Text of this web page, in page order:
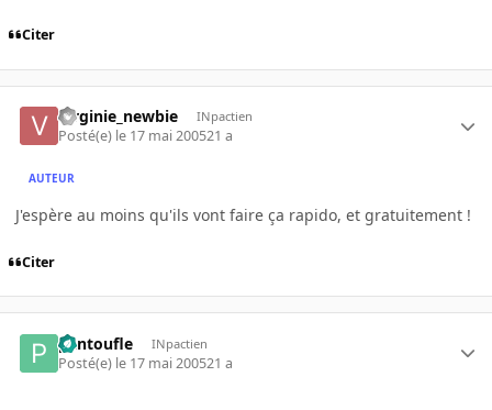
Citer
Virginie_newbie INpactien
Posté(e) le 17 mai 200521 a
AUTEUR
J'espère au moins qu'ils vont faire ça rapido, et gratuitement !
Citer
pantoufle INpactien
Posté(e) le 17 mai 200521 a